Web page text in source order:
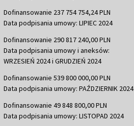
Dofinansowanie 237 754 754,24 PLN
Data podpisania umowy: LIPIEC 2024
Dofinansowanie 290 817 240,00 PLN
Data podpisania umowy i aneksów:
WRZESIEŃ 2024 i GRUDZIEŃ 2024
Dofinansowanie 539 800 000,00 PLN
Data podpisania umowy: PAŹDZIERNIK 2024
Dofinansowanie 49 848 800,00 PLN
Data podpisania umowy: LISTOPAD 2024